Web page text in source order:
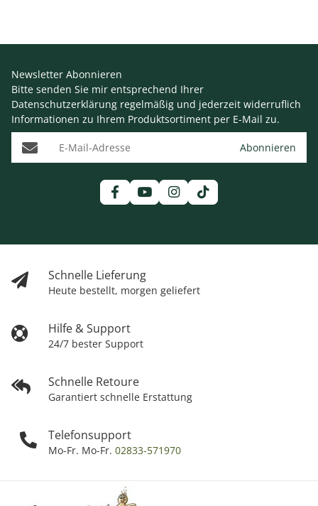
Schnelle Lieferung
Heute bestellt, morgen geliefert
Hilfe & Support
24/7 bester Support
Schnelle Retoure
Garantiert schnelle Erstattung
Telefonsupport
Mo-Fr. Mo-Fr. 02833-571970
Newsletter Abonnieren
Bitte senden Sie mir entsprechend Ihrer
Datenschutzerklärung regelmäßig und jederzeit widerruflich
Informationen zu Ihrem Produktsortiment per E-Mail zu.
E-Mail-Adresse Abonnieren